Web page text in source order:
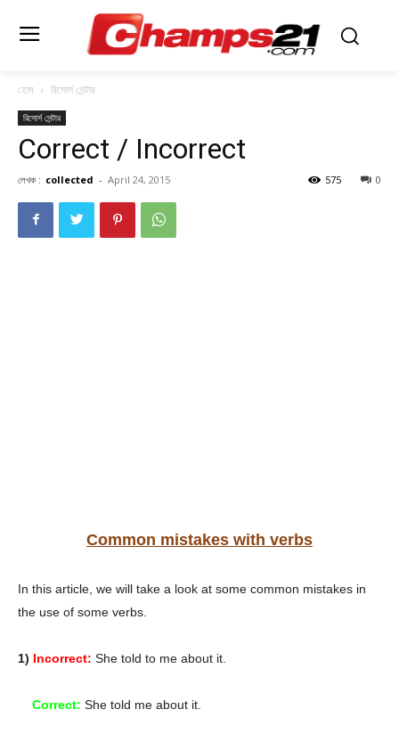
হোম রিসোর্স সেন্টার
রিসোর্স সেন্টার
Correct / Incorrect
লেখক : collected - April 24, 2015 0
575
Common mistakes with verbs
In this article, we will take a look at some common mistakes in
the use of some verbs.
1) Incorrect: She told to me about it.
Correct: She told me about it.